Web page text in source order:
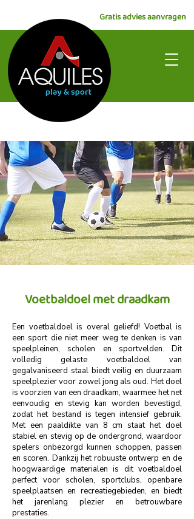
Gratis advies aanvragen
Voetbaldoel met draadkam
Een voetbaldoel is overal geliefd! Voetbal is
een sport die niet meer weg te denken is van
speelpleinen, scholen en sportvelden. Dit
volledig gelaste voetbaldoel van
gegalvaniseerd staal biedt veilig en duurzaam
speelplezier voor zowel jong als oud. Het doel
is voorzien van een draadkam, waarmee het net
eenvoudig en stevig kan worden bevestigd,
zodat het bestand is tegen intensief gebruik.
Met een paaldikte van 8 cm staat het doel
stabiel en stevig op de ondergrond, waardoor
spelers onbezorgd kunnen schoppen, passen
en scoren. Dankzij het robuuste ontwerp en de
hoogwaardige materialen is dit voetbaldoel
perfect voor scholen, sportclubs, openbare
speelplaatsen en recreatiegebieden, en biedt
het jarenlang plezier en betrouwbare
prestaties.